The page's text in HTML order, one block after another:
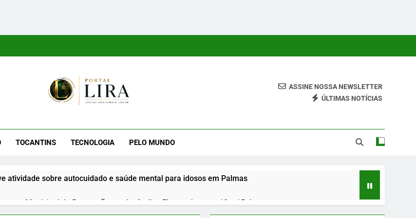
E Uma Boa Experiência Para O Leitor.
ASSINE NOSSA NEWSLETTER
ÚLTIMAS NOTÍCIAS
TOCANTINS TECNOLOGIA PELO MUNDO
atividade sobre autocuidado e saúde mental para idosos em Palmas
Municipal de Prevenção aos Incêndios Florestais entre 10 e 15 de agosto